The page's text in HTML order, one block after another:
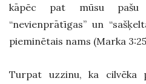
kāpēc pat mūsu pašu
“nevienprātīgas” un
pieminētais nams (Marka
Turpat uzzinu, ka cilvēka